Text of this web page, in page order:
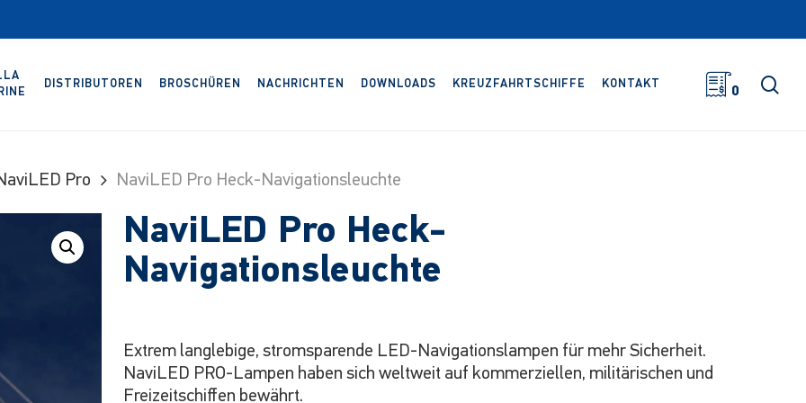
DISTRIBUTOREN BROSCHÜREN NACHRICHTEN DOWNLOADS KREUZFAHRTSCHIFFE KONTAKT
0
Pro NaviLED Pro Heck-Navigationsleuchte
NaviLED Pro Heck-
Navigationsleuchte
Extrem langlebige, stromsparende LED-Navigationslampen für mehr Sicherheit.
NaviLED PRO-Lampen haben sich weltweit auf kommerziellen, militärischen und
Freizeitschiffen bewährt.